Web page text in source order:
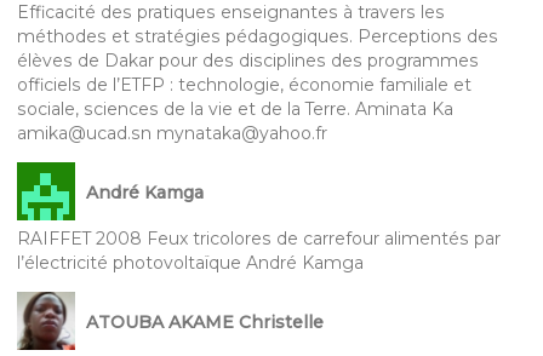
Efficacité des pratiques enseignantes à travers les
méthodes et stratégies pédagogiques. Perceptions des
élèves de Dakar pour des disciplines des programmes
officiels de l’ETFP : technologie, économie familiale et
sociale, sciences de la vie et de la Terre. Aminata Ka
amika@ucad.sn mynataka@yahoo.fr
André Kamga
RAIFFET 2008 Feux tricolores de carrefour alimentés par
l’électricité photovoltaïque André Kamga
ATOUBA AKAME Christelle